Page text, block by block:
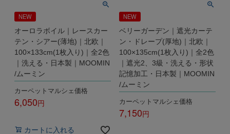
NEW
オーロラボイル｜レースカー
テン・シアー(薄地)｜北欧｜
100×133cm(1枚入り)｜全2色
｜洗える・日本製｜MOOMIN
/ムーミン
カーペットマルシェ価格
6,050
カートに入れる
NEW
ベリーガーデン｜遮光カーテ
ン・ドレープ(厚地)｜北欧｜
100×135cm(1枚入り)｜全2色
｜遮光2、3級・洗える・形状
記憶加工・日本製｜MOOMIN
/ムーミン
カーペットマルシェ価格
7,150